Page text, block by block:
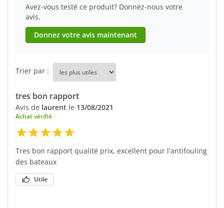
Avez-vous testé ce produit? Donnez-nous votre
avis.
Donnez votre avis maintenant
Trier par :
tres bon rapport
Avis de laurent le 13/08/2021
Achat vérifié
Tres bon rapport qualité prix, excellent pour l'antifouling
des bateaux
Utile